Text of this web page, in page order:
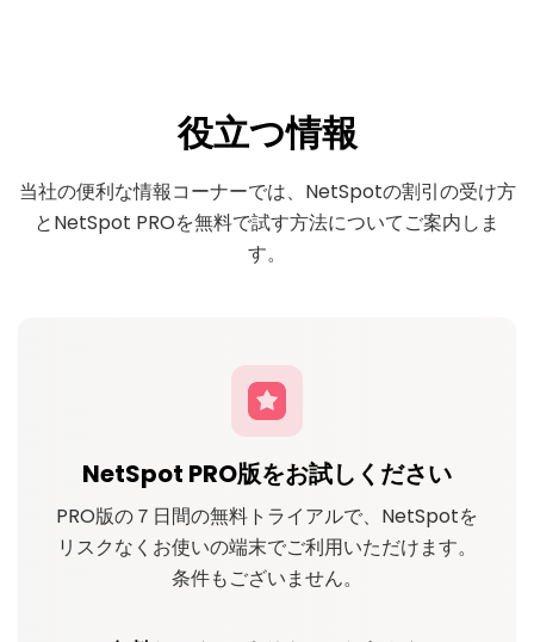
役立つ情報
当社の便利な情報コーナーでは、NetSpotの割引の受け方
とNetSpot PROを無料で試す方法についてご案内しま
す。
NetSpot PRO版をお試しください
PRO版の７日間の無料トライアルで、NetSpotを
リスクなくお使いの端末でご利用いただけます。
条件もございません。